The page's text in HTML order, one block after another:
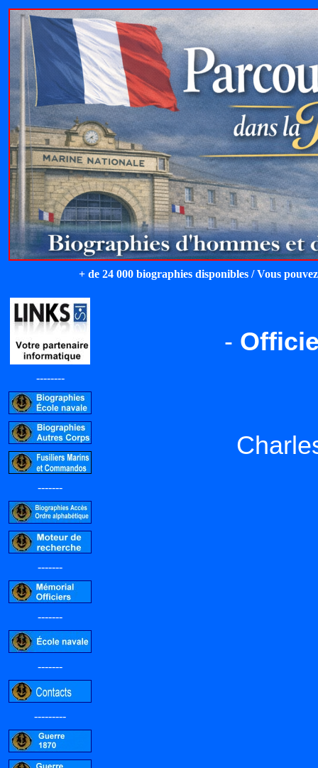
+ de 24 000 biographies disponibles / Vous
--------
-------
-------
-------
-------
---------
-